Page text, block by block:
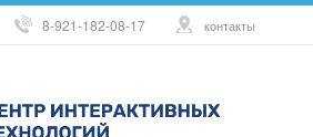
8-921-182-08-17 контакты